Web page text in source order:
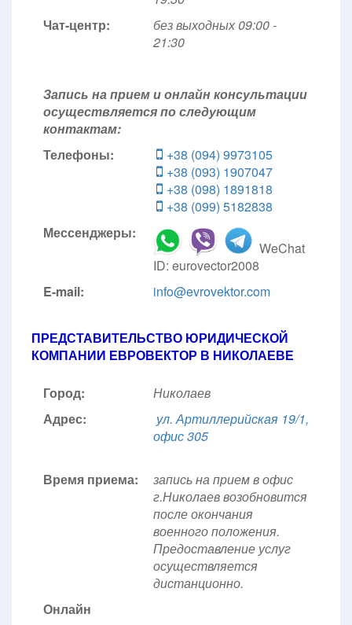
Чат-центр:
без выходных 09:00 -
21:30
Запись на прием и онлайн консультации
осуществляется по следующим
контактам:
Телефоны:
+38 (094) 9973105
+38 (093) 1907047
+38 (098) 1891818
+38 (099) 5182838
Мессенджеры:
WeChat
ID: eurovector2008
E-mail:
info@evrovektor.com
ПРЕДСТАВИТЕЛЬСТВО ЮРИДИЧЕСКОЙ
КОМПАНИИ ЕВРОВЕКТОР В НИКОЛАЕВЕ
Город:
Николаев
Адрес:
ул. Артиллерийская 19/1,
офис 305
Время приема:
запись на прием в офис
г.Николаев возобновится
после окончания
военного положения.
Предоставление услуг
осуществляется
дистанционно.
Онлайн